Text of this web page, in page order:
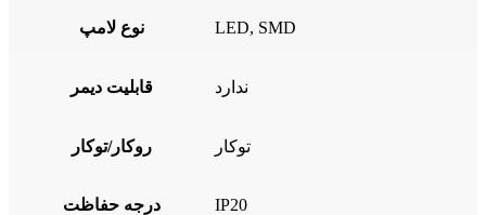
نوع لامپ LED, SMD
قابلیت دیمر ندارد
روکار/توکار توکار
درجه حفاظت IP20